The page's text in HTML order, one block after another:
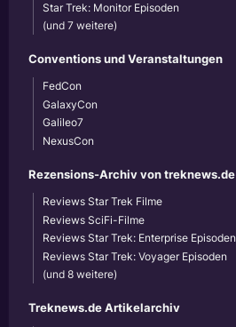
Star Trek: Monitor Episoden
(und 7 weitere)
Conventions und Veranstaltungen
FedCon
GalaxyCon
Galileo7
NexusCon
Rezensions-Archiv von treknews.de
Reviews Star Trek Filme
Reviews SciFi-Filme
Reviews Star Trek: Enterprise Episoden
Reviews Star Trek: Voyager Episoden
(und 8 weitere)
Treknews.de Artikelarchiv